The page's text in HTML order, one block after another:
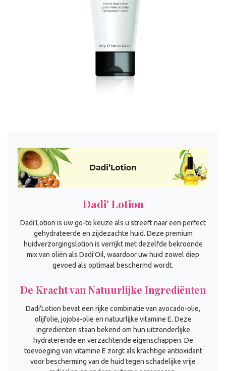
Dadi' Lotion
Dadi'Lotion is uw go-to keuze als u streeft naar een perfect
gehydrateerde en zijdezachte huid. Deze premium
huidverzorgingslotion is verrijkt met dezelfde bekroonde
mix van oliën als Dadi'Oil, waardoor uw huid zowel diep
gevoed als optimaal beschermd wordt.
De Kracht van Natuurlijke Ingrediënten
Dadi'Lotion bevat een rijke combinatie van avocado-olie,
olijfolie, jojoba-olie en natuurlijke vitamine E. Deze
ingrediënten staan bekend om hun uitzonderlijke
hydraterende en verzachtende eigenschappen. De
toevoeging van vitamine E zorgt als krachtige antioxidant
voor bescherming van de huid tegen schadelijke vrije